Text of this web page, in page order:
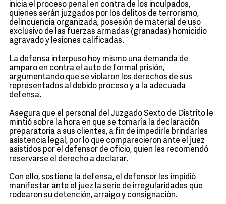
inicia el proceso penal en contra de los inculpados,
quienes serán juzgados por los delitos de terrorismo,
delincuencia organizada, posesión de material de uso
exclusivo de las fuerzas armadas (granadas) homicidio
agravado y lesiones calificadas.
La defensa interpuso hoy mismo una demanda de
amparo en contra el auto de formal prisión,
argumentando que se violaron los derechos de sus
representados al debido proceso y a la adecuada
defensa.
Asegura que el personal del Juzgado Sexto de Distrito le
mintió sobre la hora en que se tomaría la declaración
preparatoria a sus clientes, a fin de impedirle brindarles
asistencia legal, por lo que comparecieron ante el juez
asistidos por el defensor de oficio, quien les recomendó
reservarse el derecho a declarar.
Con ello, sostiene la defensa, el defensor les impidió
manifestar ante el juez la serie de irregularidades que
rodearon su detención, arraigo y consignación.